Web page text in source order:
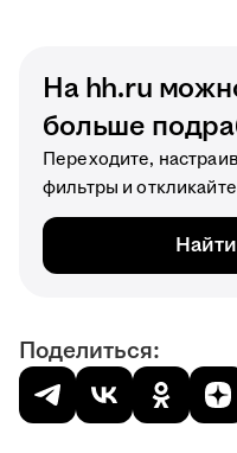
На hh.ru
больше
Переходите,
фильтры и
Поделиться: